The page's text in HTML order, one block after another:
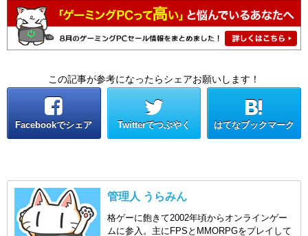
この記事が参考になったらシェアお願いします！
Facebookでシェア Twitterでつぶやく はてなブックマーク
管理人 うらみん
格ゲーに飽きて2002年頃からオンラインゲー
ムに参入。主にFPSとMMORPGをプレイして